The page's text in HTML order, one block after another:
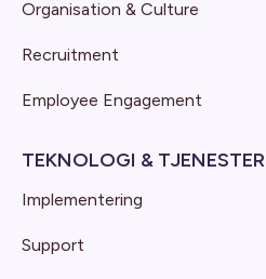
Organisation & Culture
Recruitment
Employee Engagement
TEKNOLOGI & TJENESTER
Implementering
Support